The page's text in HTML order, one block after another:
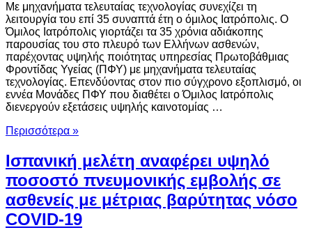
Με μηχανήματα τελευταίας τεχνολογίας συνεχίζει τη
λειτουργία του επί 35 συναπτά έτη ο όμιλος Ιατρόπολις. Ο
Όμιλος Ιατρόπολις γιορτάζει τα 35 χρόνια αδιάκοπης
παρουσίας του στο πλευρό των Ελλήνων ασθενών,
παρέχοντας υψηλής ποιότητας υπηρεσίας Πρωτοβάθμιας
Φροντίδας Υγείας (ΠΦΥ) με μηχανήματα τελευταίας
τεχνολογίας. Επενδύοντας στον πιο σύγχρονο εξοπλισμό, οι
εννέα Μονάδες ΠΦΥ που διαθέτει ο Όμιλος Ιατρόπολις
διενεργούν εξετάσεις υψηλής καινοτομίας …
Περισσότερα »
Ισπανική μελέτη αναφέρει υψηλό
ποσοστό πνευμονικής εμβολής σε
ασθενείς με μέτριας βαρύτητας νόσο
COVID-19